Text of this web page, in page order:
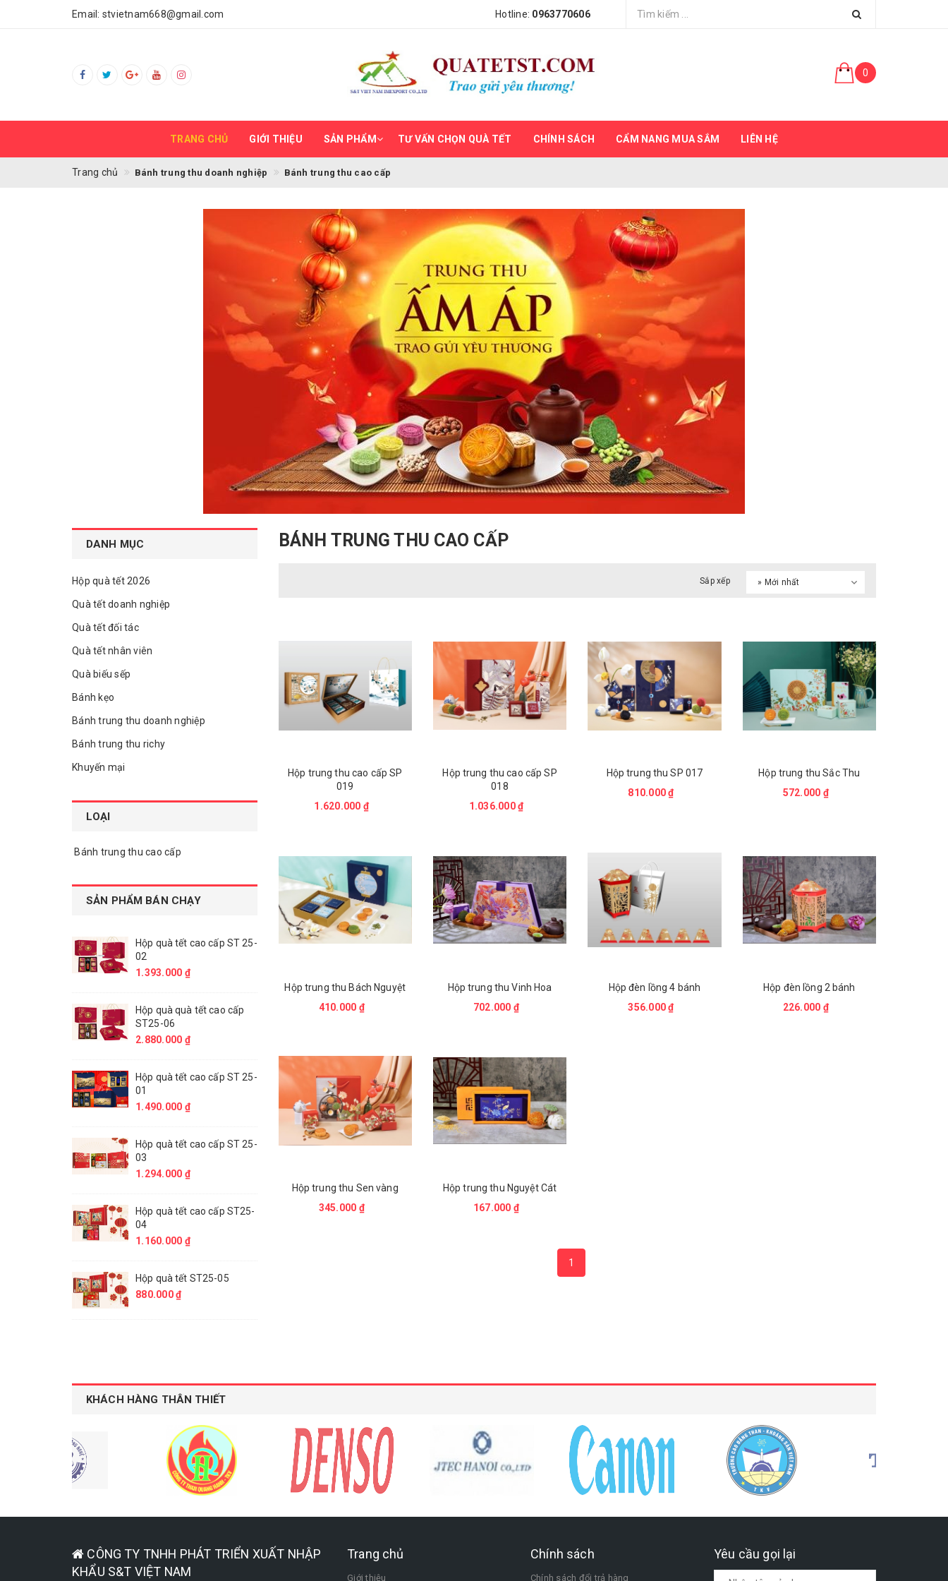
Email: stvietnam668@gmail.com Hotline: 0963770606
0
TRANG CHỦ GIỚI THIỆU SẢN PHẨM TƯ VẤN CHỌN QUÀ TẾT CHÍNH SÁCH CẨM NANG MUA SẮM LIÊN HỆ
Trang chủ Bánh trung thu doanh nghiệp Bánh trung thu cao cấp
BÁNH TRUNG THU CAO CẤP
Hộp trung thu cao cấp SP
019
1.620.000 ₫
Hộp trung thu cao cấp SP
018
1.036.000 ₫
Hộp trung thu SP 017
810.000 ₫
Hộp trung thu Sắc Thu
572.000 ₫
Hộp trung thu Bách Nguyệt
410.000 ₫
Hộp trung thu Vinh Hoa
702.000 ₫
Hộp đèn lồng 4 bánh
356.000 ₫
Hộp đèn lồng 2 bánh
226.000 ₫
Hộp trung thu Sen vàng
345.000 ₫
Hộp trung thu Nguyệt Cát
167.000 ₫
1
DANH MỤC
Hộp quà tết 2026
Quà tết doanh nghiệp
Quà tết đối tác
Quà tết nhân viên
Quà biếu sếp
Bánh kẹo
Bánh trung thu doanh nghiệp
Bánh trung thu richy
Khuyến mại
LOẠI
Bánh trung thu cao cấp
SẢN PHẨM BÁN CHẠY
Hộp quà tết cao cấp ST 25-
02
1.393.000 ₫
Hộp quà quà tết cao cấp
ST25-06
2.880.000 ₫
Hộp quà tết cao cấp ST 25-
01
1.490.000 ₫
Hộp quà tết cao cấp ST 25-
03
1.294.000 ₫
Hộp quà tết cao cấp ST25-
04
1.160.000 ₫
Hộp quà tết ST25-05
880.000 ₫
KHÁCH HÀNG THÂN THIẾT
CÔNG TY TNHH PHÁT TRIỂN XUẤT NHẬP
KHẨU S&T VIỆT NAM
Trang chủ
Giới thiệu
Chính sách
Chính sách đổi trả hàng
Yêu cầu gọi lại